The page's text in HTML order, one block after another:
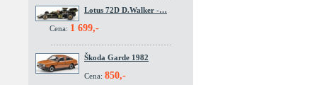
Lotus 72D D.Walker -…
Cena: 1 699,-
Škoda Garde 1982
Cena: 850,-